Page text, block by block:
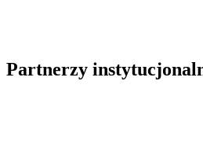
Partnerzy